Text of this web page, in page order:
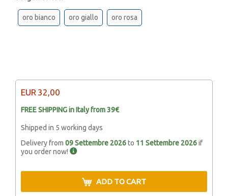
oro bianco oro giallo oro rosa
EUR 32,00
FREE SHIPPING in Italy from 39€
Shipped in 5 working days
Delivery from 09 Settembre 2026to 11 Settembre 2026if
you order now!
ADD TO CART